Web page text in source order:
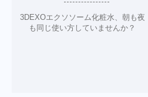
3DEXOエクソソーム化粧水、朝も夜
も同じ使い方していませんか？